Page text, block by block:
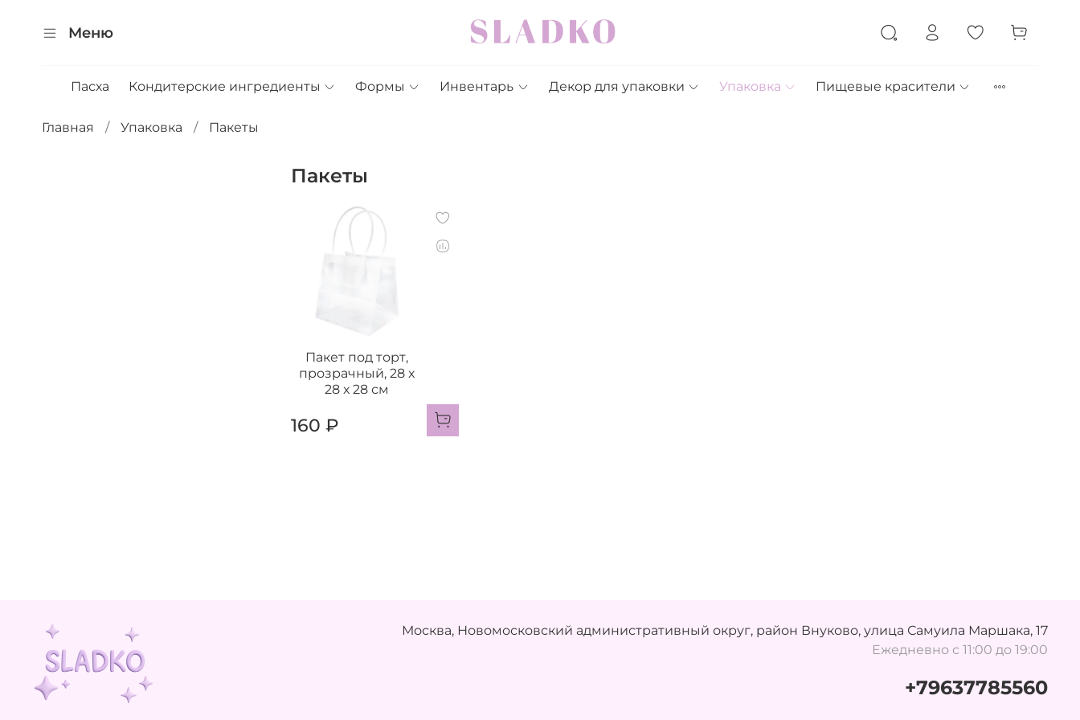
Меню
Пасха Кондитерские ингредиенты Формы Инвентарь Декор для упаковки Упаковка Пищевые красители
Главная Упаковка Пакеты
Пакеты
Пакет под торт,
прозрачный, 28 х
28 х 28 см
160 ₽
Москва, Новомосковский административный округ, район Внуково, улица Самуила Маршака, 17
Ежедневно с 11:00 до 19:00
+79637785560